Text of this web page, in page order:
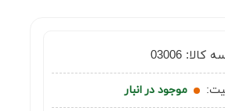
کالا: 03006
موجود در انبار